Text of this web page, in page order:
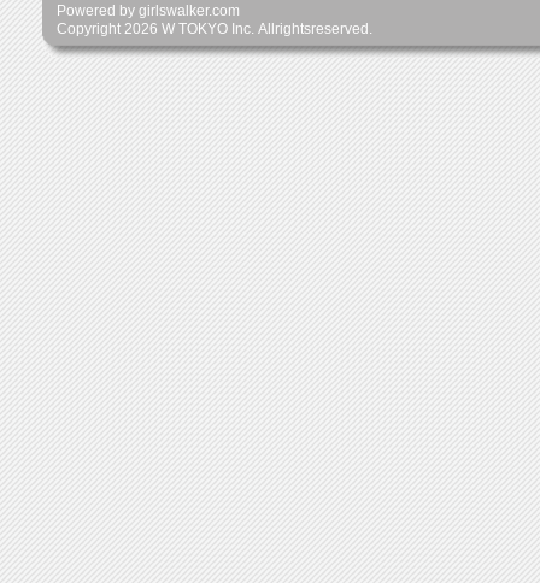
Powered by girlswalker.com
Copyright 2026 W TOKYO Inc. Allrightsreserved.